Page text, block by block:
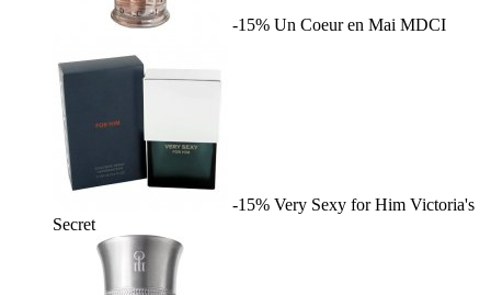
-15% Un Coeur en Mai MDCI
-15% Very Sexy for Him Victoria's
Secret